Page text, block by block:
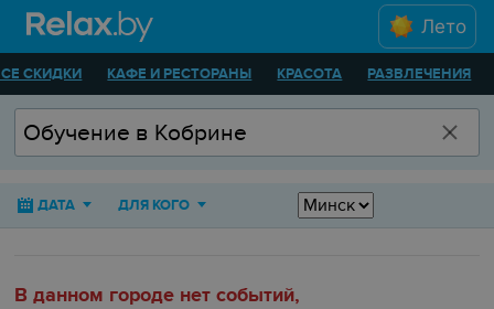
Лето
СКИДКИ КАФЕ И РЕСТОРАНЫ КРАСОТА РАЗВЛЕЧЕНИЯ
ДАТА ДЛЯ КОГО
В данном городе нет событий,